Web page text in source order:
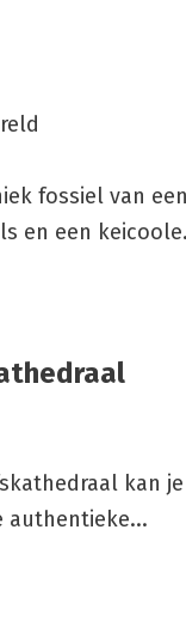
fossiel van
en een
kan
authentieke...